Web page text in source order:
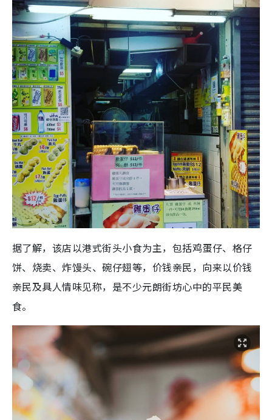
据了解，该店以港式街头小食为主，包括鸡蛋仔、格仔
饼、烧卖、炸馒头、碗仔翅等，价钱亲民，向来以价钱
亲民及具人情味见称，是不少元朗街坊心中的平民美
食。